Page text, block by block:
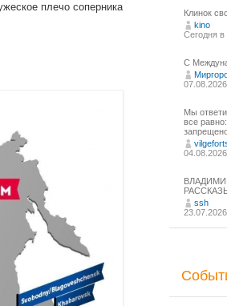
плечо соперника
Клинок
kino
Сегодня в
С
Мы
все
ssh